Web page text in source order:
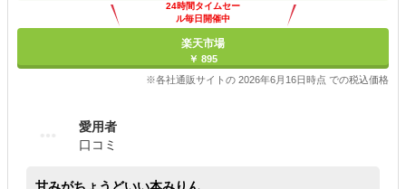
24時間タイムセー
ル毎日開催中
楽天市場
￥ 895
※各社通販サイトの 2026年6月16日時点 での税込価格
愛用者
口コミ